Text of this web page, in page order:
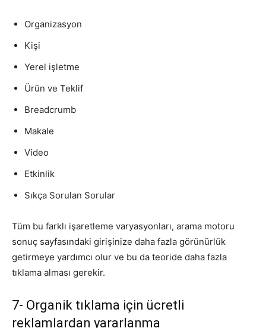
Organizasyon
Kişi
Yerel işletme
Ürün ve Teklif
Breadcrumb
Makale
Video
Etkinlik
Sıkça Sorulan Sorular
Tüm bu farklı işaretleme varyasyonları, arama motoru
sonuç sayfasındaki girişinize daha fazla görünürlük
getirmeye yardımcı olur ve bu da teoride daha fazla
tıklama alması gerekir.
7- Organik tıklama için ücretli
reklamlardan yararlanma